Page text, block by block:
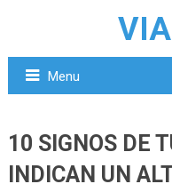
Menu
10 SIGNOS DE
INDICAN UN